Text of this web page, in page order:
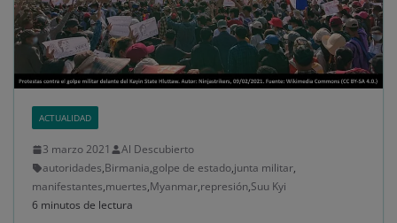
ACTUALIDAD
3 marzo 2021
Al Descubierto
autoridades,Birmania,golpe de estado,junta militar,
manifestantes,muertes,Myanmar,represión,Suu Kyi
6 minutos de lectura